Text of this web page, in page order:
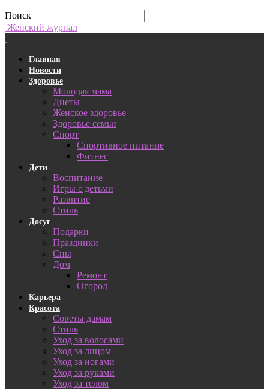
Поиск
Женский журнал
Главная
Новости
Здоровье
Молодая мама
Диеты
Женское здоровье
Здоровье семьи
Спорт
Спортивное питание
Фитнес
Дети
Воспитание
Игры с детьми
Развитие
Стиль
Досуг
Подарки
Праздники
Сны
Дом
Ремонт
Огород
Карьера
Красота
Советы дамам
Стиль
Уход за волосами
Уход за лицом
Уход за ногами
Уход за руками
Уход за телом